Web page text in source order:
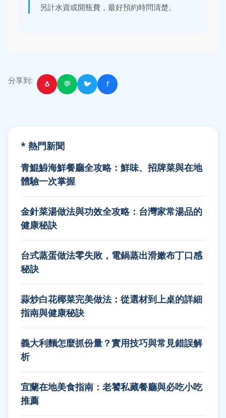
另計水資或開瓶費，最好預約時問清楚。
分享到: 🐧 💬 🐦 f
* 熱門新聞
青鯤鯓海鮮餐廳全攻略：鮮味、招牌菜與在地
體驗一次掌握
金針菜湯做法與功效全攻略：台灣家常湯品的
健康秘訣
台式蒸蛋做法零失敗，電鍋蒸出滑嫩布丁口感
秘訣
蒜炒白花椰菜完美做法：從選材到上桌的詳細
指南與健康秘訣
義大利麵怎麼抓份量？實用技巧與常見錯誤解
析
宜蘭在地美食指南：老饕私藏餐廳與必吃小吃
推薦